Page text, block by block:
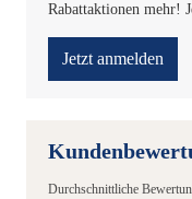
Rabattaktionen mehr!
Jetzt anmelden
Durchschnittliche